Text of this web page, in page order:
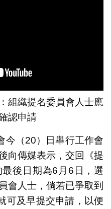
組織提名委員會人士應
認申請
今（20）日舉行工作會
向傳媒表示，交回《提
後日期為6月6日，選
會人士，倘若已爭取到
可及早提交申請，以便